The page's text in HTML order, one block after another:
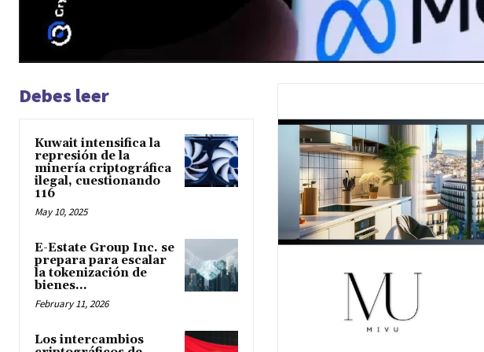
Debes leer
Kuwait intensifica la
represión de la
minería criptográfica
ilegal, cuestionando
116
May 10, 2025
E-Estate Group Inc. se
prepara para escalar
la tokenización de
bienes...
February 11, 2026
Los intercambios